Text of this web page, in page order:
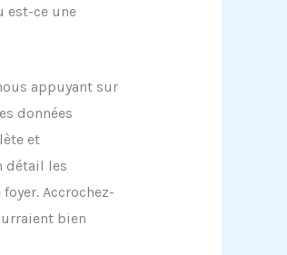
est-ce une
appuyant sur
données
et
détail les
Accrochez-
bien